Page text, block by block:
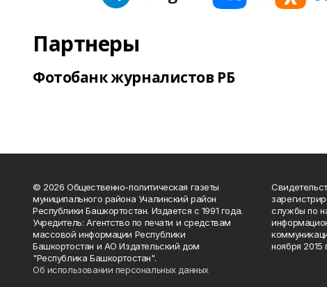
Партнеры
Фотобанк журналистов РБ
© 2026 Общественно-политическая газеты
муниципального района Учалинский район
Республики Башкортостан. Издается с 1991 года.
Учредитель: Агентство по печати и средствам
массовой информации Республики
Башкортостан и АО Издательский дом
"Республика Башкортостан".
Об использовании персональных данных
службы по
ноября 2015